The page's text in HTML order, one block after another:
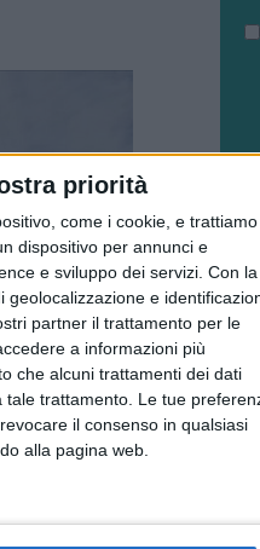
priorità
come i cookie, e trattiamo
dispositivo per annunci e
e sviluppo dei servizi. Con la
e
partner il trattamento per le
a informazioni più
che alcuni trattamenti dei dati
trattamento. Le tue
il consenso in qualsiasi
alla pagina web.